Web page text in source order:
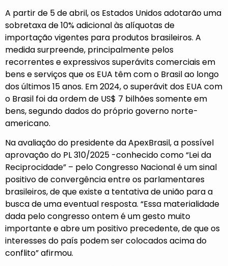
A partir de 5 de abril, os Estados Unidos adotarão uma
sobretaxa de 10% adicional às alíquotas de
importação vigentes para produtos brasileiros. A
medida surpreende, principalmente pelos
recorrentes e expressivos superávits comerciais em
bens e serviços que os EUA têm com o Brasil ao longo
dos últimos 15 anos. Em 2024, o superávit dos EUA com
o Brasil foi da ordem de US$ 7 bilhões somente em
bens, segundo dados do próprio governo norte-
americano.
Na avaliação do presidente da ApexBrasil, a possível
aprovação do PL 310/2025 -conhecido como “Lei da
Reciprocidade” – pelo Congresso Nacional é um sinal
positivo de convergência entre os parlamentares
brasileiros, de que existe a tentativa de união para a
busca de uma eventual resposta. “Essa materialidade
dada pelo congresso ontem é um gesto muito
importante e abre um positivo precedente, de que os
interesses do país podem ser colocados acima do
conflito” afirmou.